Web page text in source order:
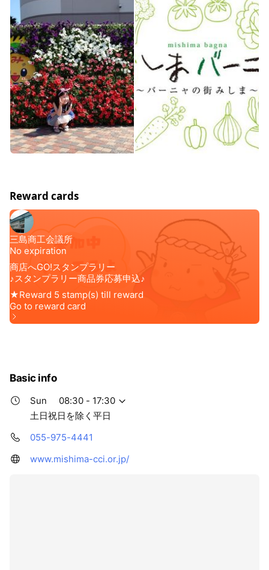
Reward cards
Basic info
Sun
08:30 - 17:30
土日祝日を除く平日
055-975-4441
www.mishima-cci.or.jp/